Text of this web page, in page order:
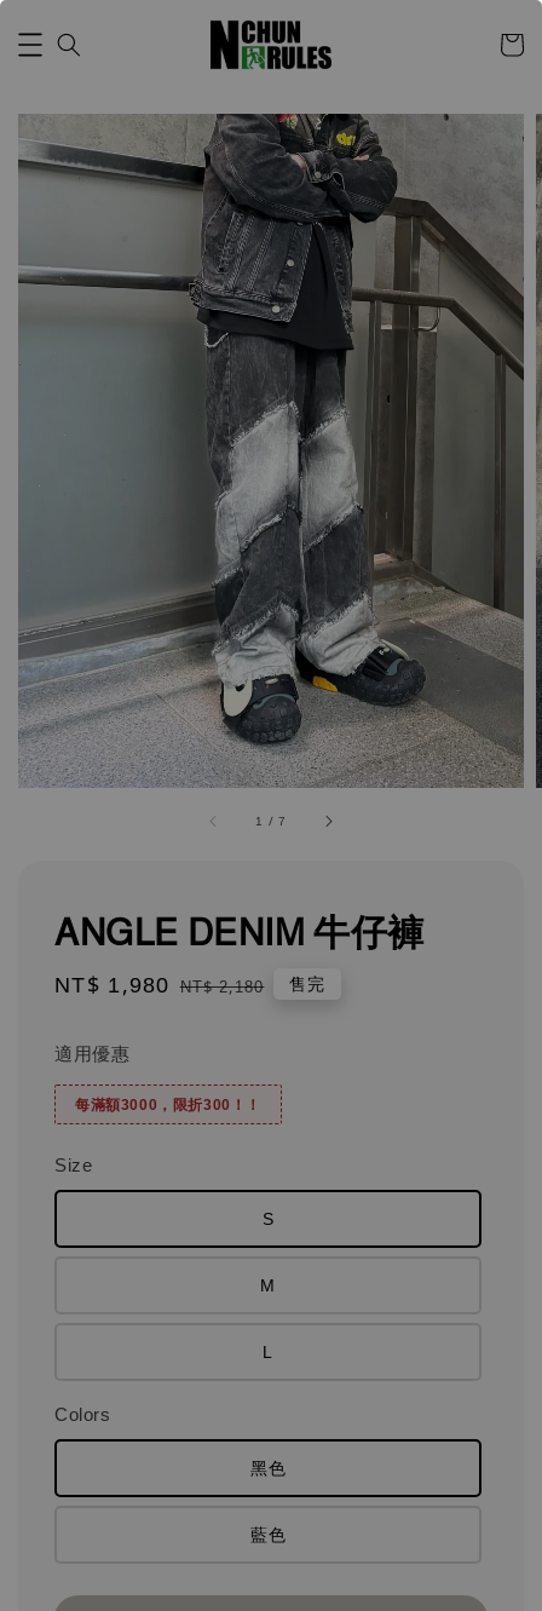
1 /7
ANGLE DENIM 牛仔褲
Sale
NT$ 1,980 Regular
NT$ 2,180 售完
適用優惠
每滿額3000，限折300！！
Size
S
M
L
Colors
黑色
藍色